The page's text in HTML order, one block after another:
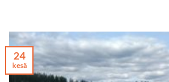
24
kesä